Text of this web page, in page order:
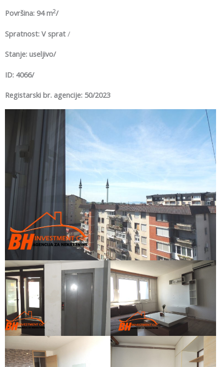
Površina: 94 m2/
Spratnost: V sprat /
Stanje: useljivo/
ID: 4066/
Registarski br. agencije: 50/2023